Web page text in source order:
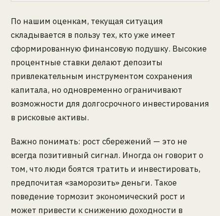
По нашим оценкам, текущая ситуация
складывается в пользу тех, кто уже имеет
сформированную финансовую подушку. Высокие
процентные ставки делают депозиты
привлекательным инструментом сохранения
капитала, но одновременно ограничивают
возможности для долгосрочного инвестирования
в рисковые активы.
Важно понимать: рост сбережений — это не
всегда позитивный сигнал. Иногда он говорит о
том, что люди боятся тратить и инвестировать,
предпочитая «заморозить» деньги. Такое
поведение тормозит экономический рост и
может привести к снижению доходности в